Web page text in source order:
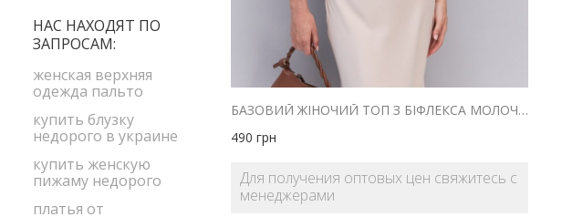
БАЗОВИЙ ЖІНОЧИЙ ТОП З БІФЛЕКСА МОЛОЧНОГО КОЛЬОРУ
490 грн
Для получения оптовых цен свяжитесь с
менеджерами
XL
size1
бордовый
голубой
желтый
зеленый
коралловый
красный
малиновый
НАС НАХОДЯТ ПО
ЗАПРОСАМ:
женская верхняя
одежда пальто
купить блузку
недорого в украине
купить женскую
пижаму недорого
платья от